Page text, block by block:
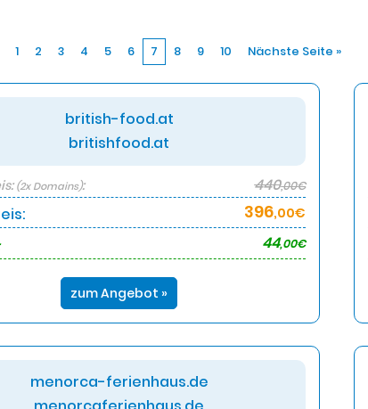
1 2 3 4 5 6 7 8 9 10 Nächste Seite »
british-food.at
britishfood.at
(2x Domains): 440,00€
396,00€
44,00€
zum Angebot »
menorca-ferienhaus.de